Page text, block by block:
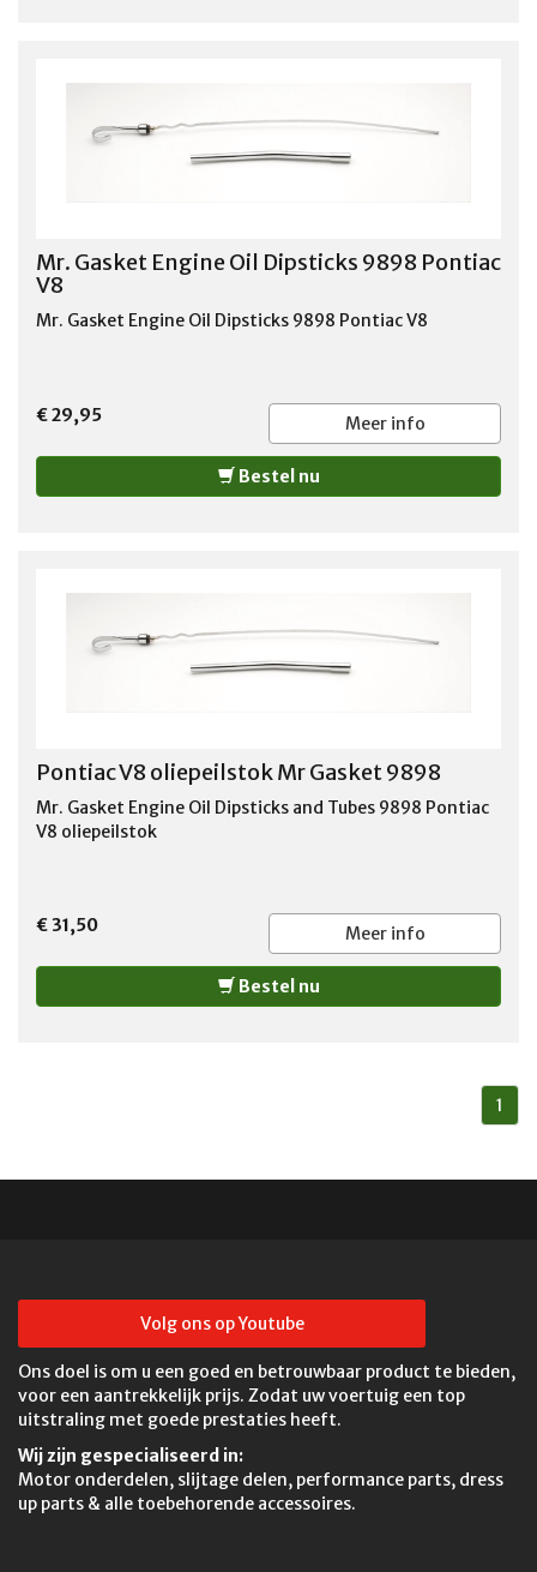
Mr. Gasket Engine Oil Dipsticks 9898 Pontiac
V8
Mr. Gasket Engine Oil Dipsticks 9898 Pontiac V8
€ 29,95 Meer info
Bestel nu
Pontiac V8 oliepeilstok Mr Gasket 9898
Mr. Gasket Engine Oil Dipsticks and Tubes 9898 Pontiac
V8 oliepeilstok
€ 31,50 Meer info
Bestel nu
1
Volg ons op Youtube
Ons doel is om u een goed en betrouwbaar product te bieden,
voor een aantrekkelijk prijs. Zodat uw voertuig een top
uitstraling met goede prestaties heeft.
Wij zijn gespecialiseerd in:
Motor onderdelen, slijtage delen, performance parts, dress
up parts & alle toebehorende accessoires.